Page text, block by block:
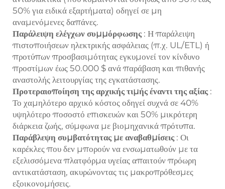
50% για ειδικά εξαρτήματα) οδηγεί σε μη
αναμενόμενες δαπάνες.
Παράλειψη ελέγχων συμμόρφωσης : Η παράλειψη
πιστοποιήσεων ηλεκτρικής ασφάλειας (π.χ. UL/ETL) ή
προτύπων προσβασιμότητας εγκυμονεί τον κίνδυνο
προστίμων έως 50.000 $ ανά παράβαση και πιθανής
αναστολής λειτουργίας της εγκατάστασης.
Προτεραιοποίηση της αρχικής τιμής έναντι της αξίας :
Το χαμηλότερο αρχικό κόστος οδηγεί συχνά σε 40%
υψηλότερο ποσοστό επισκευών και 50% μικρότερη
διάρκεια ζωής, σύμφωνα με βιομηχανικά πρότυπα.
Παράβλεψη συμβατότητας με αναβαθμίσεις : Οι
καρέκλες που δεν μπορούν να ενσωματωθούν με τα
εξελισσόμενα πλατφόρμα υγείας απαιτούν πρόωρη
αντικατάσταση, ακυρώνοντας τις μακροπρόθεσμες
εξοικονομήσεις.